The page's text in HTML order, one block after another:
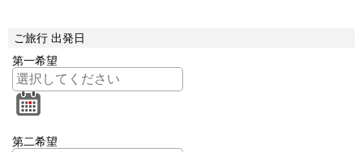
ご旅行 出発日
第一希望
第二希望